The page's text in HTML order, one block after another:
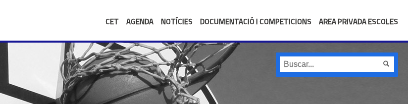
CET AGENDA NOTÍCIES DOCUMENTACIÓ I COMPETICIONS AREA PRIVADA ESCOLES